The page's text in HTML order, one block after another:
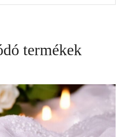
termékek